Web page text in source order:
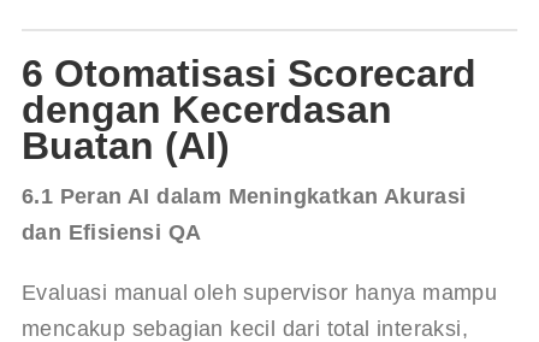
6 Otomatisasi Scorecard
dengan Kecerdasan
Buatan (AI)
6.1 Peran AI dalam Meningkatkan Akurasi
dan Efisiensi QA
Evaluasi manual oleh supervisor hanya mampu
mencakup sebagian kecil dari total interaksi,